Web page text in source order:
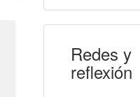
Redes y
reflexión